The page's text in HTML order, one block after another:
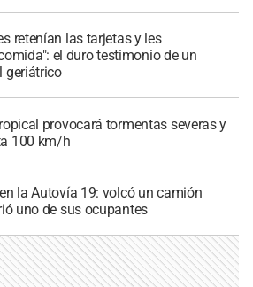
retenían las tarjetas y les
el duro testimonio de un
geriátrico
provocará tormentas severas y
100 km/h
la Autovía 19: volcó un camión
uno de sus ocupantes